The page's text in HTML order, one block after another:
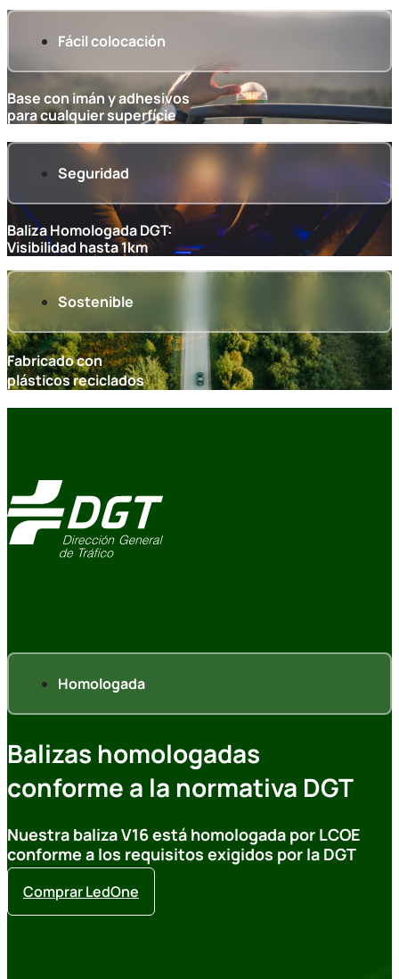
Fácil colocación
Base con imán y adhesivos
para cualquier superfície
Seguridad
Baliza Homologada DGT:
Visibilidad hasta 1km
Sostenible
Fabricado con
plásticos reciclados
Homologada
Balizas homologadas
conforme a la normativa DGT
Nuestra baliza V16 está homologada por LCOE
conforme a los requisitos exigidos por la DGT
Comprar LedOne